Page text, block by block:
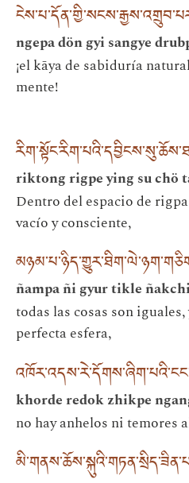
ngepa dön gyi sangye
¡el kāya de sabiduría
mente!
riktong rigpe ying su chö
Dentro del espacio de
vacío y consciente,
ñampa ñi gyur tikle
todas las cosas son
perfecta esfera,
khorde redok zhikpe
no hay anhelos ni temores